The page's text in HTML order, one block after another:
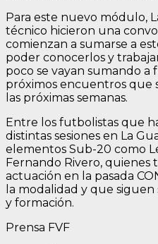
Para este nuevo módulo,
técnico hicieron una
comienzan a sumarse a
poder conocerlos y
poco se vayan sumando a
próximos encuentros que
las próximas semanas.
Entre los futbolistas que
distintas sesiones en La
elementos Sub-20 como
Fernando Rivero, quienes
actuación en la pasada
la modalidad y que
y formación.
Prensa FVF